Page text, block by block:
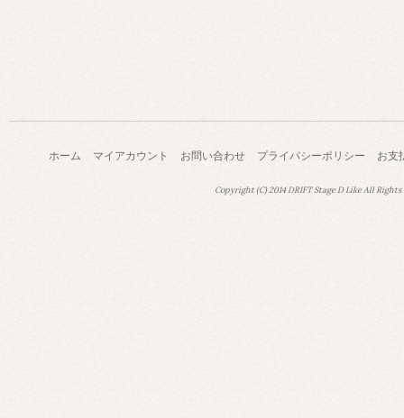
ホーム マイアカウント お問い合わせ プライバシーポリシー お支
Copyright (C) 2014 DRIFT Stage D Like All